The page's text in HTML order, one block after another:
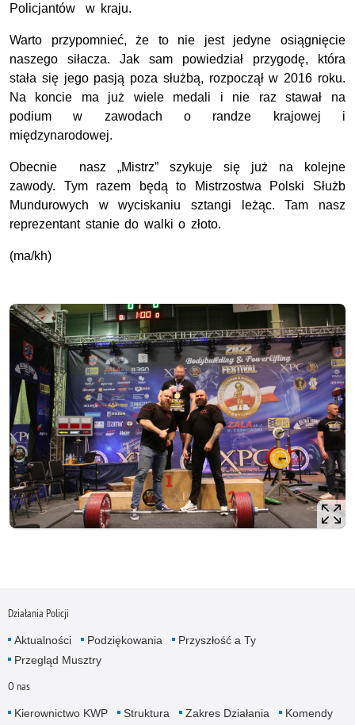
Policjantów w kraju.
Warto przypomnieć, że to nie jest jedyne osiągnięcie
naszego siłacza. Jak sam powiedział przygodę, która
stała się jego pasją poza służbą, rozpoczął w 2016 roku.
Na koncie ma już wiele medali i nie raz stawał na
podium w zawodach o randze krajowej i
międzynarodowej.
Obecnie nasz „Mistrz” szykuje się już na kolejne
zawody. Tym razem będą to Mistrzostwa Polski Służb
Mundurowych w wyciskaniu sztangi leżąc. Tam nasz
reprezentant stanie do walki o złoto.
(ma/kh)
Działania Policji
Aktualności Podziękowania
Przyszłość a Ty
Przegląd Musztry
O nas
Kierownictwo KWP Struktura Zakres Działania
Komendy